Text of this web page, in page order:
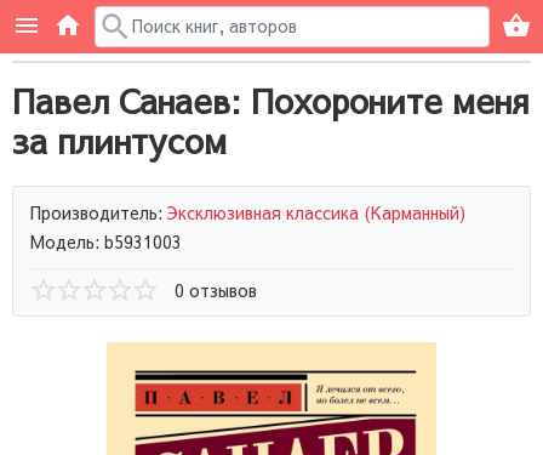
Павел Санаев: Похороните меня
за плинтусом
Производитель: Эксклюзивная классика (Карманный)
Модель: b5931003
0 отзывов